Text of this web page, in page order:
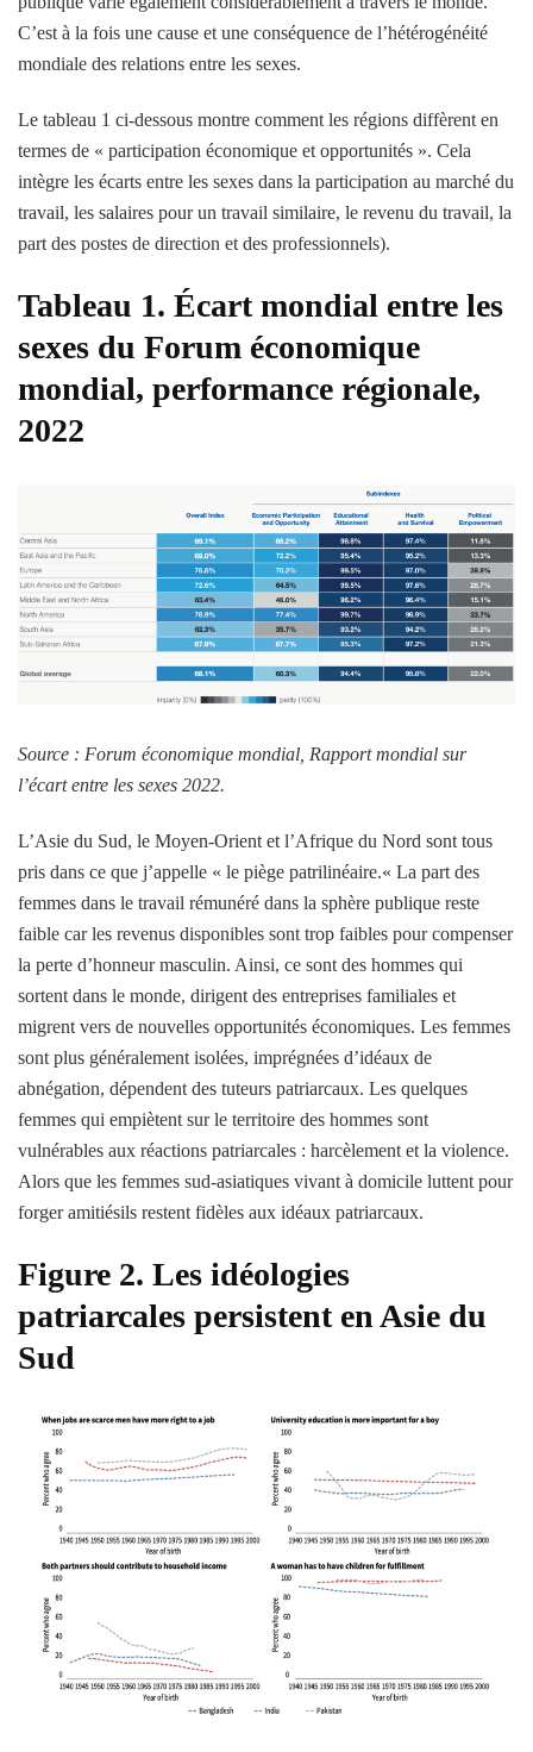
C’est à la fois une cause et une conséquence de l’hétérogénéité
mondiale des relations entre les sexes.
Le tableau 1 ci-dessous montre comment les régions diffèrent en
termes de « participation économique et opportunités ». Cela
intègre les écarts entre les sexes dans la participation au marché du
travail, les salaires pour un travail similaire, le revenu du travail, la
part des postes de direction et des professionnels).
Tableau 1. Écart mondial entre les
sexes du Forum économique
mondial, performance régionale,
2022
Source : Forum économique mondial, Rapport mondial sur
l’écart entre les sexes 2022.
L’Asie du Sud, le Moyen-Orient et l’Afrique du Nord sont tous
pris dans ce que j’appelle « le piège patrilinéaire.« La part des
femmes dans le travail rémunéré dans la sphère publique reste
faible car les revenus disponibles sont trop faibles pour compenser
la perte d’honneur masculin. Ainsi, ce sont des hommes qui
sortent dans le monde, dirigent des entreprises familiales et
migrent vers de nouvelles opportunités économiques. Les femmes
sont plus généralement isolées, imprégnées d’idéaux de
abnégation, dépendent des tuteurs patriarcaux. Les quelques
femmes qui empiètent sur le territoire des hommes sont
vulnérables aux réactions patriarcales : harcèlement et la violence.
Alors que les femmes sud-asiatiques vivant à domicile luttent pour
forgeramitiésils restent fidèles aux idéaux patriarcaux.
Figure 2. Les idéologies
patriarcales persistent en Asie du
Sud